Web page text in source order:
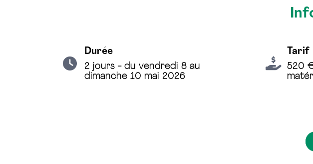
Durée
2 jours - du vendredi 8 au
dimanche 10 mai 2026
Tarif
520